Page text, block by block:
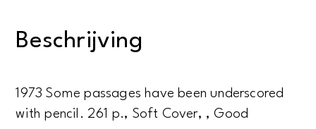
Beschrijving
1973 Some passages have been underscored
with pencil. 261 p., Soft Cover, , Good